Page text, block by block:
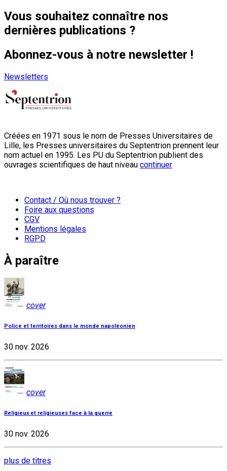
Vous souhaitez connaître nos
dernières publications ?
Abonnez-vous à notre newsletter !
Newsletters
Créées en 1971 sous le nom de Presses Universitaires de
Lille, les Presses universitaires du Septentrion prennent leur
nom actuel en 1995. Les PU du Septentrion publient des
ouvrages scientifiques de haut niveau continuer
Contact / Où nous trouver ?
Foire aux questions
CGV
Mentions légales
RGPD
À paraître
cover
Police et territoires dans le monde napoléonien
30 nov. 2026
cover
Religieux et religieuses face à la guerre
30 nov. 2026
plus de titres